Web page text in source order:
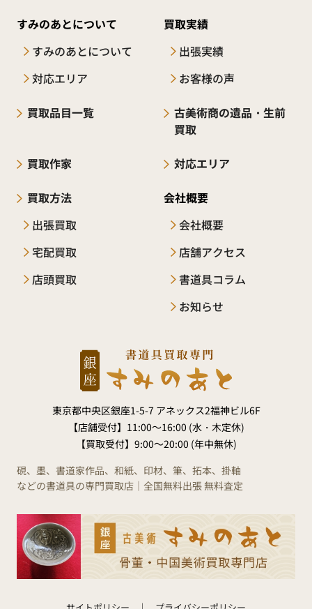
すみのあとについて
すみのあとについて
対応エリア
買取品目一覧
古美術商の遺品・生前
買取
買取実績
出張実績
お客様の声
買取作家 対応エリア
買取方法
出張買取
宅配買取
店頭買取
会社概要
会社概要
店舗アクセス
書道具コラム
お知らせ
東京都中央区銀座1-5-7 アネックス2福神ビル6F
【店舗受付】 11:00～16:00 (水・木定休)
【買取受付】 9:00～20:00 (年中無休)
硯、墨、書道家作品、和紙、印材、筆、拓本、掛軸
などの書道具の専門買取店｜全国無料出張 無料査定